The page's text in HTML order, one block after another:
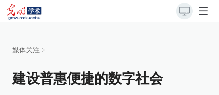
媒体关注 >
建设普惠便捷的数字社会